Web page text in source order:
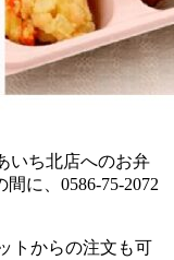
いち北店へのお弁
に、0586-75-2072
トからの注文も可